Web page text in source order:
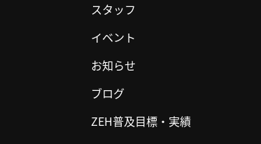
スタッフ
イベント
お知らせ
ブログ
ZEH普及目標・実績